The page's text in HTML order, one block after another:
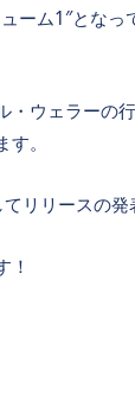
ーム1″とな
・ウェラーの
。
リリースの発
！